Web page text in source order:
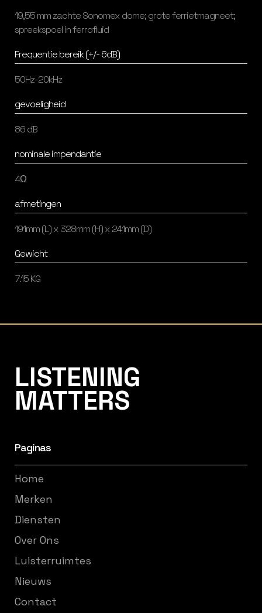
19,55 mm zachte Sonomex dome; grote ferrietmagneet;
spreekspoel in ferrofluid
Frequentie bereik (+/- 6dB)
50Hz-20kHz
gevoeligheid
86 dB
nominale impendantie
4Ω
afmetingen
191mm (L) x 328mm (H) x 241mm (D)
Gewicht
7.15 KG
LISTENING
MATTERS
Paginas
Home
Merken
Diensten
Over Ons
Luisterruimtes
Nieuws
Contact